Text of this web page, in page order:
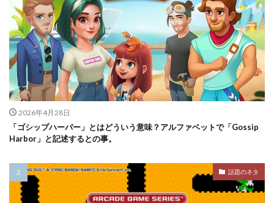
2026年4月28日
「ゴシップハーバー」とはどういう意味？アルファベットで「Gossip
Harbor」と記述するとの事。
話題のネタ